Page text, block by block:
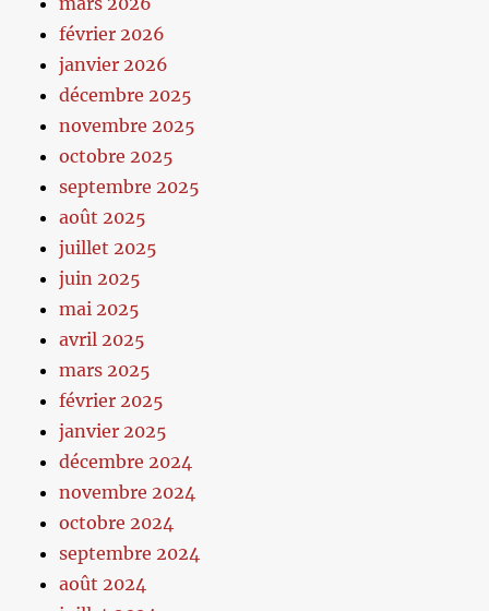
février 2026
janvier 2026
décembre 2025
novembre 2025
octobre 2025
septembre 2025
août 2025
juillet 2025
juin 2025
mai 2025
avril 2025
mars 2025
février 2025
janvier 2025
décembre 2024
novembre 2024
octobre 2024
septembre 2024
août 2024